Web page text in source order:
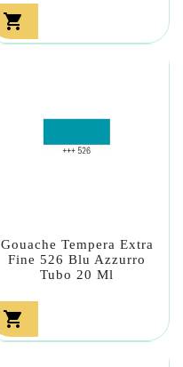

Gouache Tempera Extra
Fine 526 Blu Azzurro
Tubo 20 Ml
